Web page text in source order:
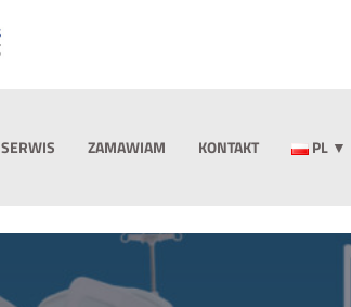
SERWIS ZAMAWIAM KONTAKT PL ▼